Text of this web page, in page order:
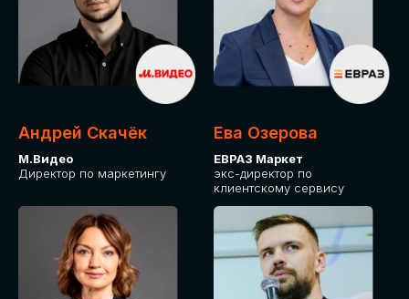
Андрей Скачёк
М.Видео
Директор по маркетингу
Ева Озерова
ЕВРАЗ Маркет
экс-директор по
клиентскому сервису